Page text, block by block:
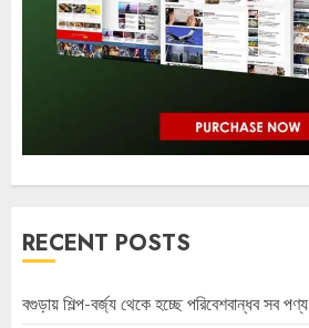
RECENT POSTS
বগুড়ায় শিল্প-বর্জ্য থেকে হচ্ছে পরিবেশবান্ধব সব পণ্য